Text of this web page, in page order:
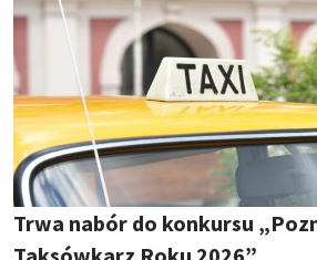
Trwa nabór do konkursu